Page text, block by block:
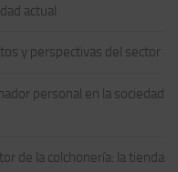
actual
y perspectivas del sector
personal en la sociedad
de la colchonería: la tienda